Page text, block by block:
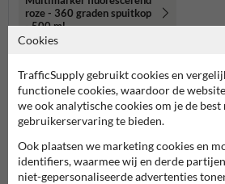
roze - 360 graden spuitkop
- 500 ml
Productcategorieën in deze groep
Cookies
TrafficSupply gebruikt cookies en
functionele cookies, waardoor de
we ook analytische cookies om je de
gebruikerservaring te bieden.
Ook plaatsen we marketing cookies en
identifiers, waarmee wij en derde
niet-gepersonaliseerde advertenties